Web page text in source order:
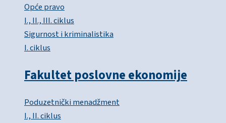
Opće pravo
I., II., III. ciklus
Sigurnost i kriminalistika
I. ciklus
Fakultet poslovne ekonomije
Poduzetnički menadžment
I., II. ciklus